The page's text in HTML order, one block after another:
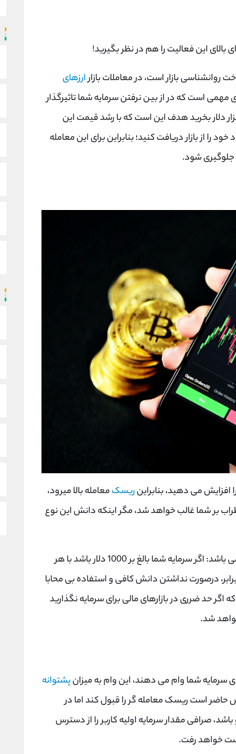
این فعالیت را هم در نظر بگیرید!
روانشناسی بازار است، در معاملات بازارارزهای
است که در از بین نرفتن سرمایه شما تاثیرگذار
قیمت 5 هزار دلار بخرید هدف این است که با رشد قیمت این
را بسته و سود خود را از بازار دریافت کنید؛ بنابراین برای این معامله
جلوگیری شود.
می دهید، بنابراینریسکمعامله بالا میرود،
بر شما غالب خواهد شد، مگر اینکه دانش این نوع
در بایننس به این صورت می باشد: اگر سرمایه شما بالغ بر 1000 دلار باشد با هر
اهرم این مقادیر بیشتر خواهد شد؛ 3-5-10 و... برابر، درصورت نداشتن دانش کافی و استفاده بی محابا
اگر حد ضرری در بازارهای مالی برای سرمایه نگذارید
شد.
سرمایه شما وام می دهند، این وام به میزانپشتوانه
است ریسک معامله گر را قبول کند اما در
صرافی مقدار سرمایه اولیه کاربر را از دسترس
خواهد رفت.